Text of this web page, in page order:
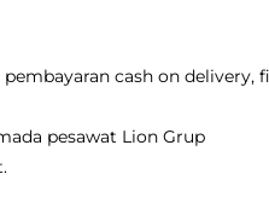
cash on delivery,
pesawat Lion Grup